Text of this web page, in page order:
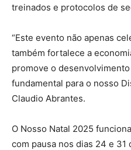
treinados e protocolos de
“Este evento não apenas
também fortalece a
promove o
fundamental para o nosso
Claudio Abrantes.
O Nosso Natal 2025
com pausa nos dias 24 e 31